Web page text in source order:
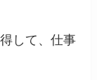
して、仕事